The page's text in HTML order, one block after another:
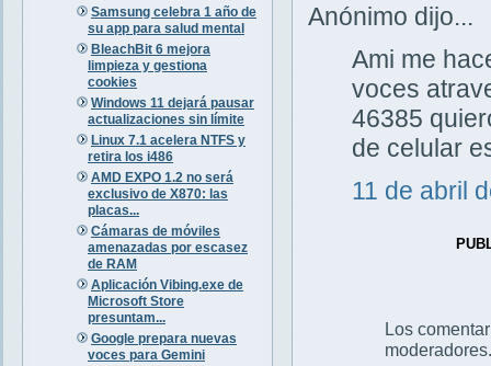
Samsung celebra 1 año de
su app para salud mental
BleachBit 6 mejora
limpieza y gestiona
cookies
Windows 11 dejará pausar
actualizaciones sin límite
Linux 7.1 acelera NTFS y
retira los i486
AMD EXPO 1.2 no será
exclusivo de X870: las
placas...
Cámaras de móviles
amenazadas por escasez
de RAM
Aplicación Vibing.exe de
Microsoft Store
presuntam...
Google prepara nuevas
voces para Gemini
Anónimo dijo...
Ami me
voces
46385
de celular
11 de abril
Los
moderadores.